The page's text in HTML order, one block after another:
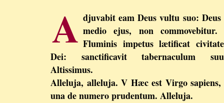
A djuvabit eam Deus vultu suo:
medio ejus, non
Fluminis impetus lætificat
Dei: sanctificavit tabernaculum
Altissimus.
Alleluja, alleluja. V Hæc est Virgo sapiens,
una de numero prudentum. Alleluja.